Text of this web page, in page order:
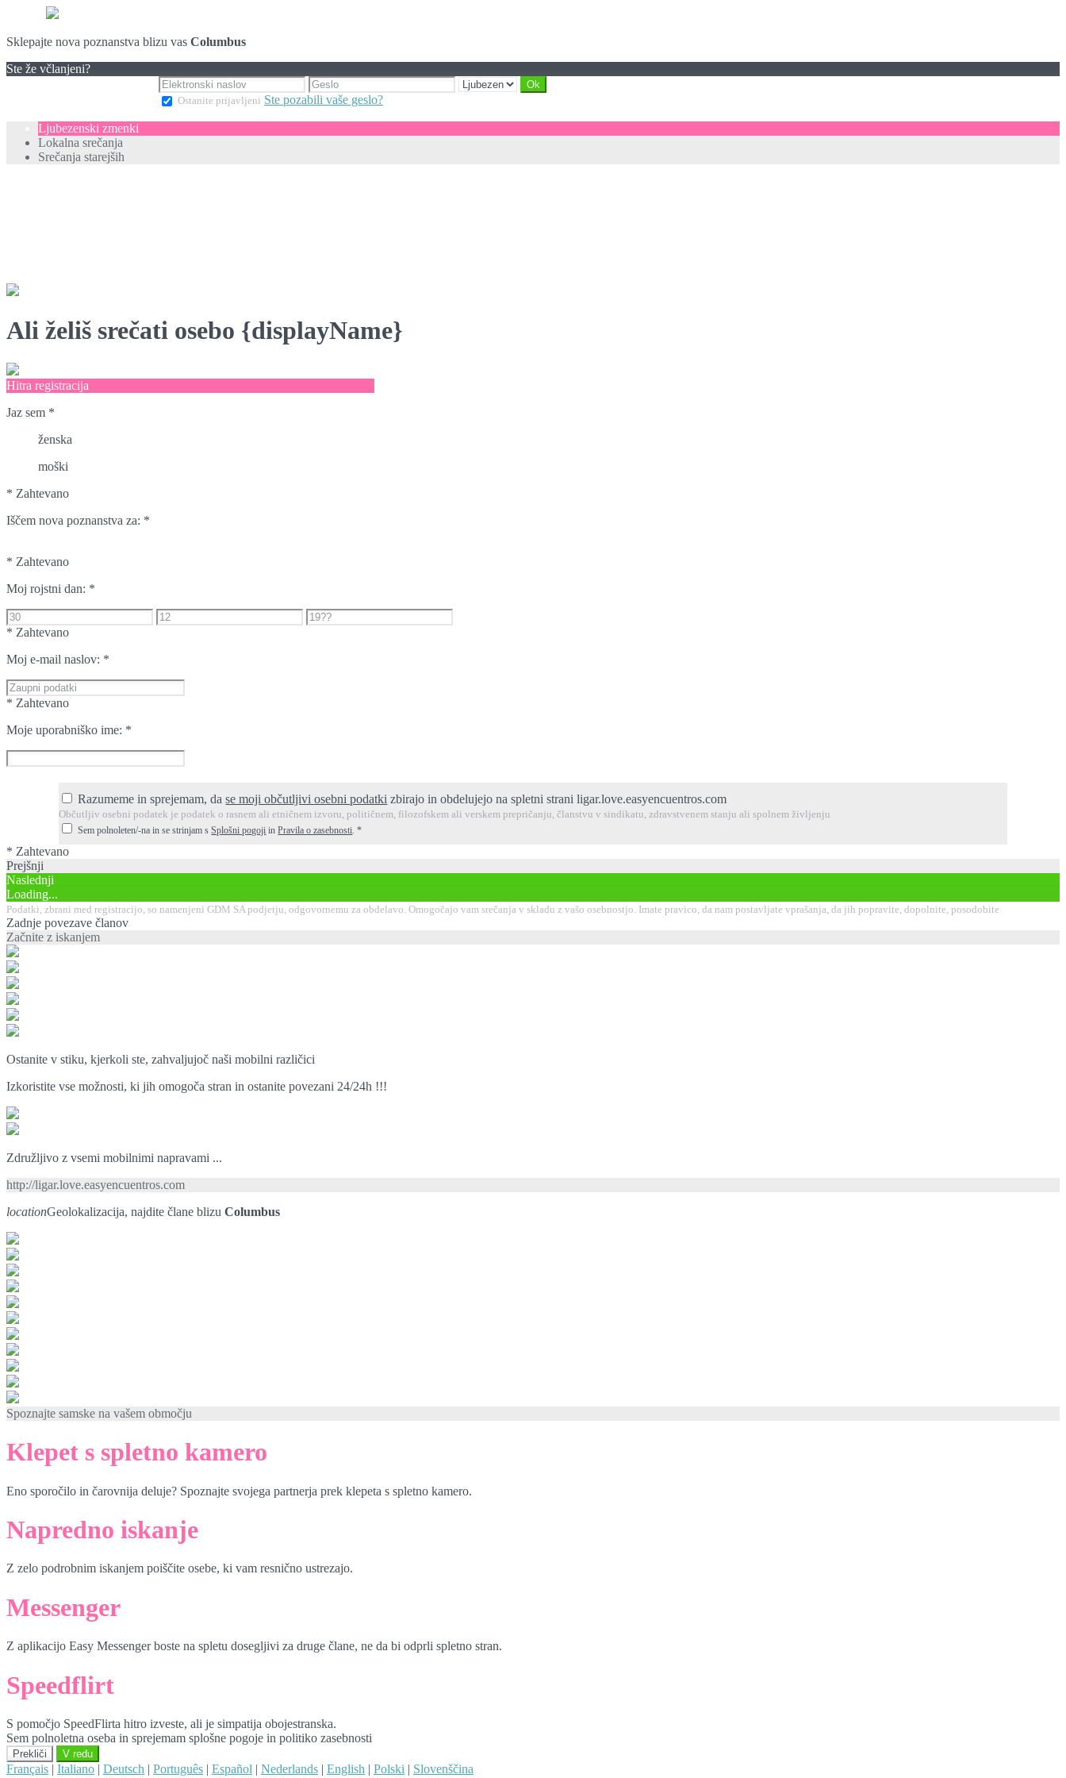
Sklepajte nova poznanstva blizu vas Columbus
Ste že včlanjeni?
Ostanite prijavljeni Ste pozabili vaše geslo?
Ljubezenski zmenki
Lokalna srečanja
Srečanja starejših
Ali želiš srečati osebo {displayName}
Hitra registracija
Jaz sem *
ženska
moški
* Zahtevano
Iščem nova poznanstva za: *
* Zahtevano
Moj rojstni dan: *
* Zahtevano
Moj e-mail naslov: *
* Zahtevano
Moje uporabniško ime: *
Razumeme in sprejemam, dase moji občutljivi osebni podatki zbirajo in obdelujejo na spletni strani ligar.love.easyencuentros.com
Občutljiv osebni podatek je podatek o rasnem ali etničnem izvoru, političnem, filozofskem ali verskem prepričanju, članstvu v sindikatu, zdravstvenem stanju ali spolnem življenju
Sem polnoleten/-na in se strinjam sSplošni pogoji inPravila o zasebnosti .*
* Zahtevano
Prejšnji
Naslednji
Loading...
Podatki, zbrani med registracijo, so namenjeni GDM SA podjetju, odgovornemu za obdelavo. Omogočajo vam srečanja v skladu z vašo osebnostjo. Imate pravico, da nam postavljate vprašanja, da jih popravite, dopolnite, posodobite
Zadnje povezave članov
Začnite z iskanjem
Ostanite v stiku, kjerkoli ste, zahvaljujoč naši mobilni različici
Izkoristite vse možnosti, ki jih omogoča stran in ostanite povezani 24/24h !!!
Združljivo z vsemi mobilnimi napravami ...
http://ligar.love.easyencuentros.com
locationGeolokalizacija, najdite člane blizu Columbus
Spoznajte samske na vašem območju
Klepet s spletno kamero
Eno sporočilo in čarovnija deluje? Spoznajte svojega partnerja prek klepeta s spletno kamero.
Napredno iskanje
Z zelo podrobnim iskanjem poiščite osebe, ki vam resnično ustrezajo.
Messenger
Z aplikacijo Easy Messenger boste na spletu dosegljivi za druge člane, ne da bi odprli spletno stran.
Speedflirt
S pomočjo SpeedFlirta hitro izveste, ali je simpatija obojestranska.
Sem polnoletna oseba in sprejemam splošne pogoje in politiko zasebnosti
Prekliči V redu
Français | Italiano | Deutsch | Português | Español | Nederlands | English | Polski | Slovenščina